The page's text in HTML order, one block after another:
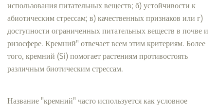
использования питательных веществ; б) устойчивости к
абиотическим стрессам; в) качественных признаков или г)
доступности ограниченных питательных веществ в почве и
ризосфере. Кремний" отвечает всем этим критериям. Более
того, кремний (Si) помогает растениям противостоять
различным биотическим стрессам.
Название "кремний" часто используется как условное